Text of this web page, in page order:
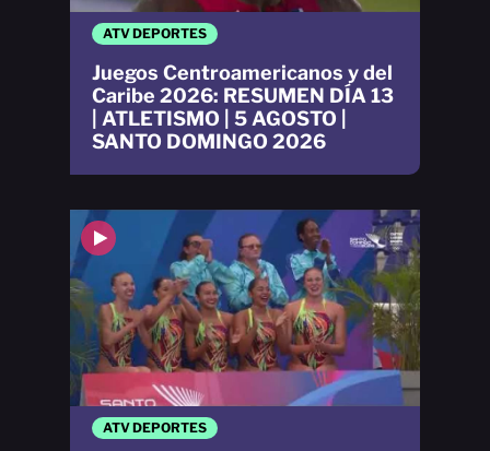
ATV DEPORTES
Juegos Centroamericanos y del
Caribe 2026: RESUMEN DÍA 13
| ATLETISMO | 5 AGOSTO |
SANTO DOMINGO 2026
ATV DEPORTES